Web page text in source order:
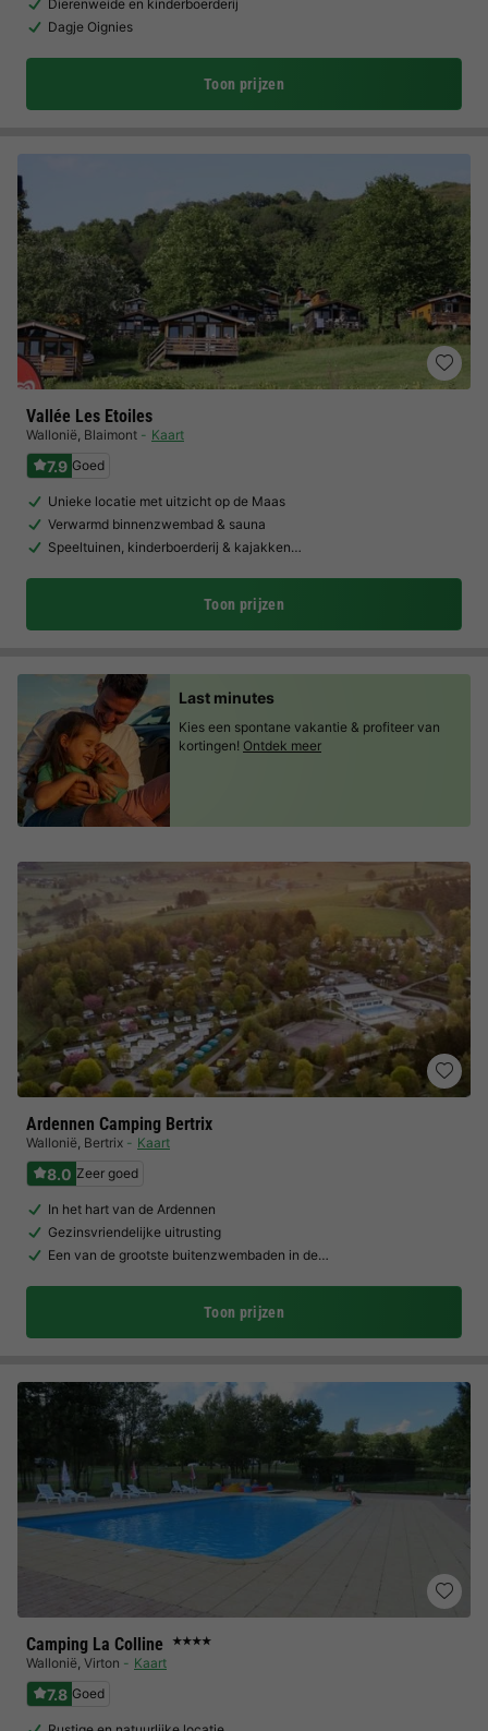
Dierenweide en kinderboerderij
Dagje Oignies
Toon prijzen
Vallée Les Etoiles
Wallonië, Blaimont Kaart
7.9 Goed
Unieke locatie met uitzicht op de Maas
Verwarmd binnenzwembad & sauna
Speeltuinen, kinderboerderij & kajakken…
Toon prijzen
Ardennen Camping Bertrix
Wallonië, Bertrix Kaart
8.0 Zeer goed
In het hart van de Ardennen
Gezinsvriendelijke uitrusting
Een van de grootste buitenzwembaden in de…
Toon prijzen
Camping La Colline ★★★★
Wallonië, Virton Kaart
7.8 Goed
Last minutes
Kies een spontane vakantie & profiteer van
kortingen! Ontdek meer